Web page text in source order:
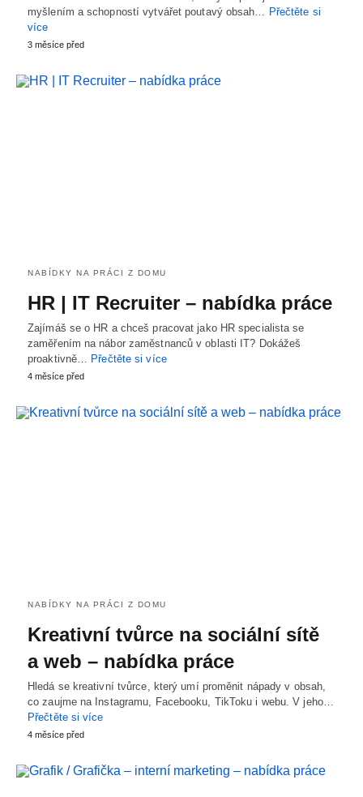
myšlením a schopností vytvářet poutavý obsah… Přečtěte si
více
3 měsíce před
NABÍDKY NA PRÁCI Z DOMU
HR | IT Recruiter – nabídka práce
Zajímáš se o HR a chceš pracovat jako HR specialista se
zaměřením na nábor zaměstnanců v oblasti IT? Dokážeš
proaktivně…
Přečtěte si více
4 měsíce před
NABÍDKY NA PRÁCI Z DOMU
Kreativní tvůrce na sociální sítě
a web – nabídka práce
Hledá se kreativní tvůrce, který umí proměnit nápady v obsah,
co zaujme na Instagramu, Facebooku, TikToku i webu. V jeho…
Přečtěte si více
4 měsíce před